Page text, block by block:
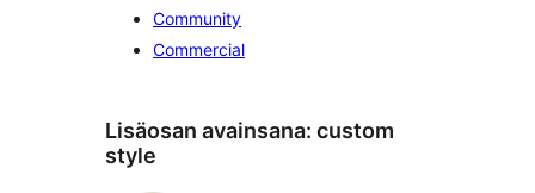
Community
Commercial
Lisäosan avainsana: custom
style